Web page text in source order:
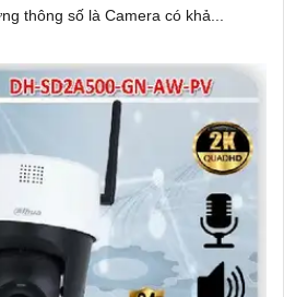
thông số là Camera có khả...